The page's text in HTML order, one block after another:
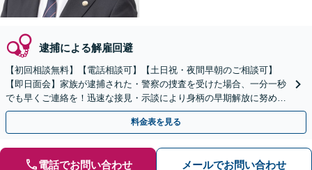
逮捕による解雇回避
【初回相談無料】【電話相談可】【土日祝・夜間早朝のご相談可】
【即日面会】家族が逮捕された・警察の捜査を受けた場合、一分一秒
でも早くご連絡を！迅速な接見・示談により身柄の早期解放に努めま
す。精神面のケアも重視し、少年事件にも力を入れています。
料金表を見る
電話でお問い合わせ メールでお問い合わせ